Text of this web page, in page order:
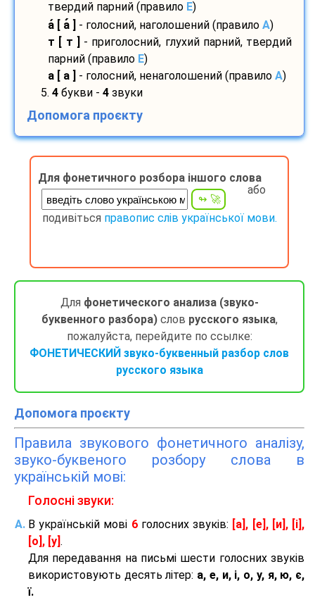
твердий парний (правило E)
а [ а - голосний, наголошений (правило A)
т [ т ]
- приголосний, глухий парний, твердий
парний (правило E)
а [ а ]
- голосний, ненаголошений (правило A)
5. 4 букви - 4 звуки
Допомога проєкту
Для фонетичного розбора іншого слова
або
подивіться правопис слів української мови.
Для фонетического анализа (звуко-
буквенного разбора)слов русского языка,
пожалуйста, перейдите по ссылке:
ФОНЕТИЧЕСКИЙ звуко-буквенный разбор слов
русского языка
Допомога проєкту
Правила звукового фонетичного аналізу,
звуко-буквеного розбору слова в
українській мові:
Голосні звуки:
В українській мові 6голосних звуків:
[а], [е], [и], [і],
[о], [у] .
Для передавання на письмі шести голосних звуків
використовують десять літер: а, е, и, і, о, у, я, ю, є,
ї.